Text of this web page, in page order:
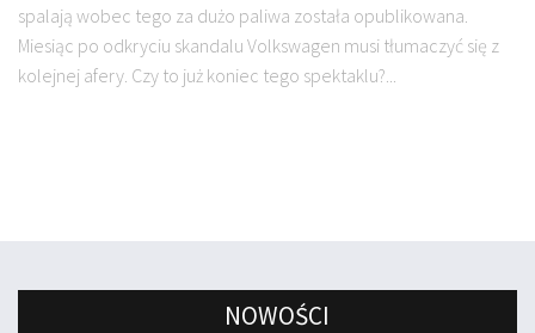
spalają wobec tego za dużo paliwa została opublikowana.
Miesiąc po odkryciu skandalu Volkswagen musi tłumaczyć się z
kolejnej afery. Czy to już koniec tego spektaklu?...
NOWOŚCI